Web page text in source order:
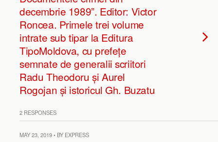
decembrie 1989”. Editor: Victor
Roncea. Primele trei volume
intrate sub tipar la Editura
TipoMoldova, cu prefețe
semnate de generalii scriitori
Radu Theodoru și Aurel
Rogojan și istoricul Gh. Buzatu
2 RESPONSES
MAY 23, 2019 • BY EXPRESS